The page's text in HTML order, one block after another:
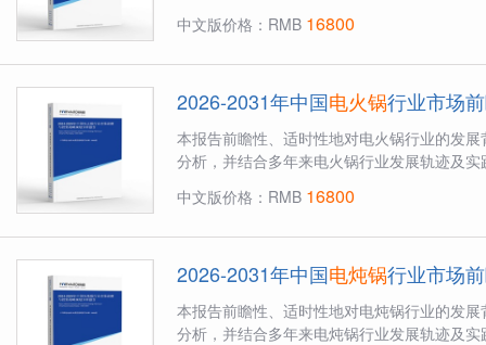
中文版价格：RMB 16800
2026-2031年中国电火锅行业市场
本报告前瞻性、适时性地对电火锅行业的发
分析，并结合多年来电火锅行业发展轨迹及
中文版价格：RMB 16800
2026-2031年中国电炖锅行业市场
本报告前瞻性、适时性地对电炖锅行业的发
分析，并结合多年来电炖锅行业发展轨迹及